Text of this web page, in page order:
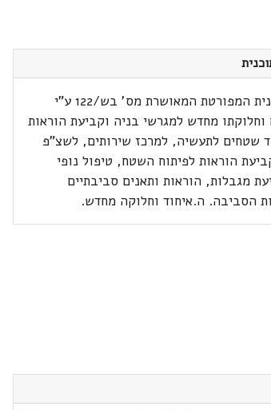
א.שינוי התכנית המפורטת המאושרת מס' בש/122 ע"י
מחדש למגרשי בניה וקביעת הוראות
שטחים לתעשיה, למרכז שירותים, לשצ"פ
הוראות לפיתוח השטח, טיפול נופי
מגבלות, הוראות ותאנים סביבתיים
הסביבה. ה.איחוד וחלוקה מחדש.